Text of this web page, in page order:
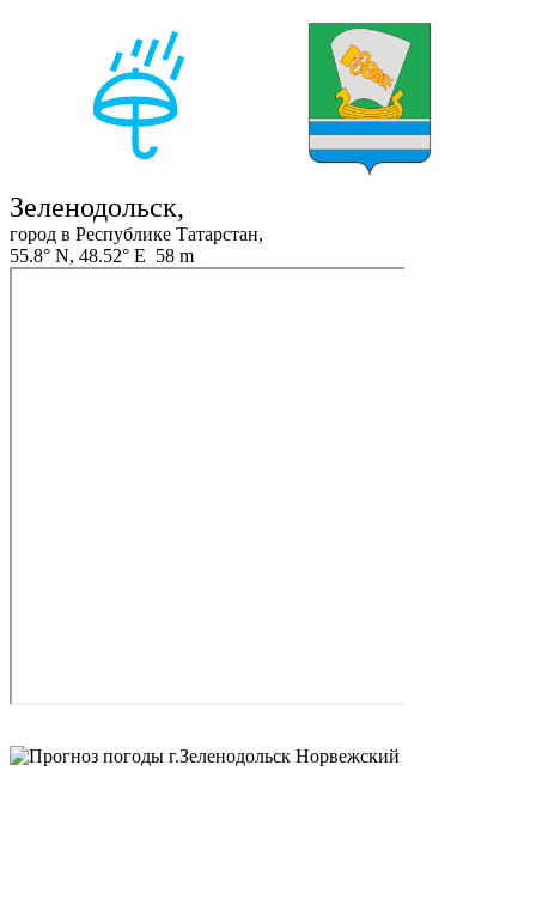
Зеленодольск,
город в Республике Татарстан,
55.8° N, 48.52° E 58 m